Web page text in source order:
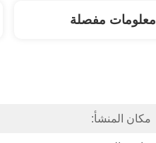
معلومات مفصلة
مكان المنشأ: